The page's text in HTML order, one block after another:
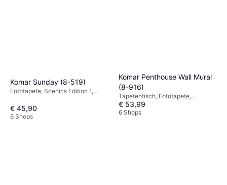
Komar Sunday (8-519)
Fototapete, Scenics Edition 1,
€ 45,90
6 Shops
Komar Penthouse Wall Mural
(8-916)
Tapetentisch, Fototapete,
Papiertapete, New York,
Fototapete
€ 53,99
6 Shops